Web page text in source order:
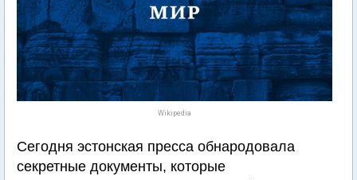
Wikipedia
Сегодня эстонская пресса обнародовала
секретные документы, которые